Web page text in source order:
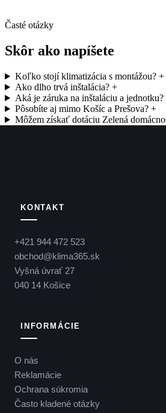
Časté otázky
Skôr ako napíšete
Koľko stojí klimatizácia s montážou? +
Ako dlho trvá inštalácia? +
Aká je záruka na inštaláciu a jednotku?
Pôsobíte aj mimo Košíc a Prešova? +
Môžem získať dotáciu Zelená
KONTAKT
+421 944 472 523
obchod@klima365.sk
Vyšná úvrať 27
040 14 Košice
INFORMÁCIE
O nás
Reklamácie
Ochrana súkromia
Často kladené otázky